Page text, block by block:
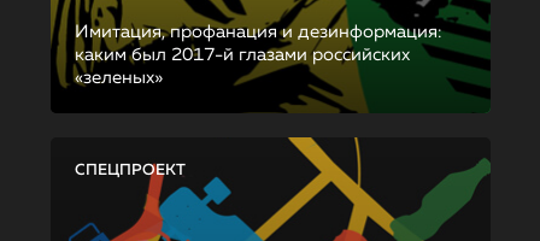
Имитация, профанация и дезинформация:
каким был 2017-й глазами российских
«зеленых»
СПЕЦПРОЕКТ